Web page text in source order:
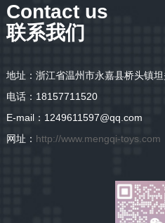
Contact us
联系我们
地址：浙江省温州市永嘉县桥头镇
电话：18157711520
E-mail：1249611597@qq.com
网址： http://www.mengqi-toys.com